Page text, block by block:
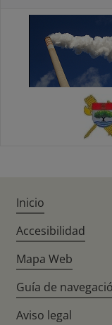
Inicio
Accesibilidad
Mapa Web
Guía de
Aviso legal